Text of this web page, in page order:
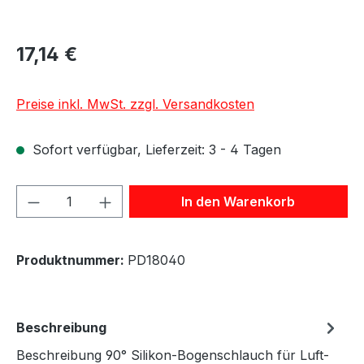
17,14 €
Preise inkl. MwSt. zzgl. Versandkosten
Sofort verfügbar, Lieferzeit: 3 - 4 Tagen
Produkt Anzahl: Gib denIn den Warenkorb
Produktnummer: PD18040
Beschreibung
Beschreibung 90° Silikon-Bogenschlauch für Luft-